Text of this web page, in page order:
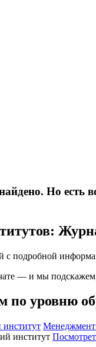
Но есть
подробной
чате — и мы
по уровню
Менеджмент